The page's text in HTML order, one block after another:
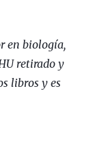
en biología,
retirado y
libros y es